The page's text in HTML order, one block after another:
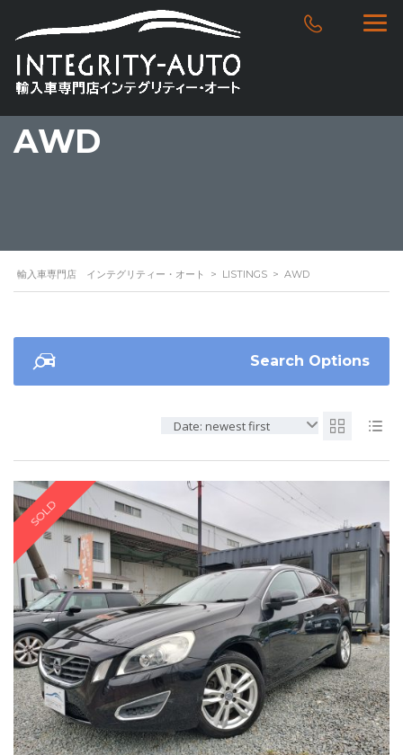
AWD
輸入車専門店 インテグリティー・オート > LISTINGS > AWD
Search Options
Date: newest first
SOLD